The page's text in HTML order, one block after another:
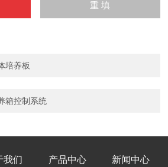
培养板
箱控制系统
我们 产品中心 新闻中心